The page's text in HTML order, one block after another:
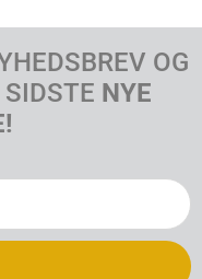
OG
NYE